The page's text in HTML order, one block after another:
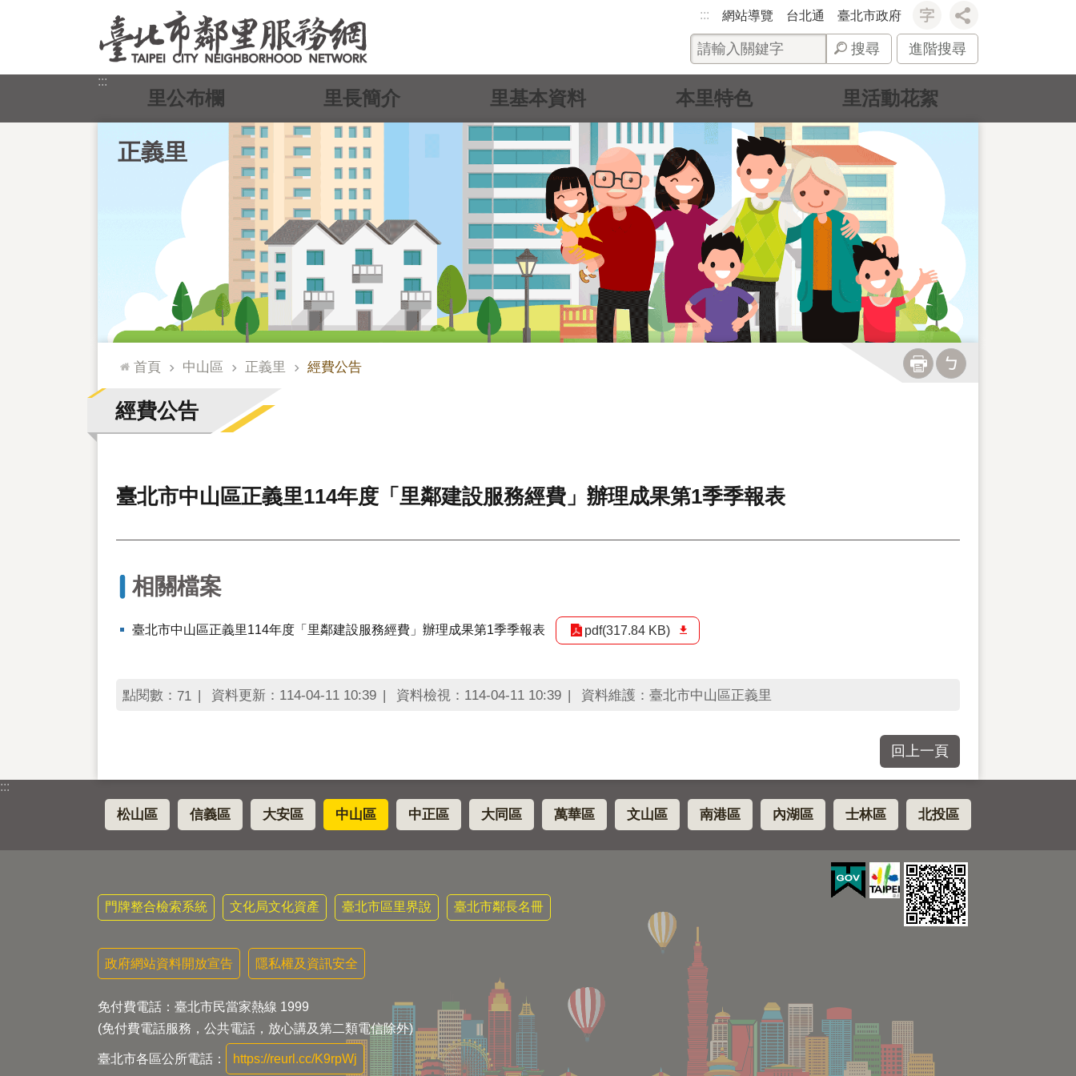
::: 網站導覽 台北通 臺北市政府
搜尋 進階搜尋
:::
正義里
里公布欄 里長簡介 里基本資料 本里特色 里活動花絮
::: 首頁 中山區 正義里 經費公告
經費公告
臺北市中山區正義里114年度「里鄰建設服務經費」辦理成果第1季季報表
相關檔案
臺北市中山區正義里114年度「里鄰建設服務經費」辦理成果第1季季報表 pdf(317.84 KB)
點閱數： 71 資料更新：114-04-11 10:39 資料檢視：114-04-11 10:39 資料維護：臺北市中山區正義里
回上一頁
:::
松山區 信義區 大安區 中山區 中正區 大同區 萬華區 文山區 南港區 內湖區 士林區 北投區
門牌整合檢索系統 文化局文化資產 臺北市區里界說 臺北市鄰長名冊
政府網站資料開放宣告 隱私權及資訊安全
免付費電話：臺北市民當家熱線 1999
(免付費電話服務，公共電話，放心講及第二類電信除外)
臺北市各區公所電話： https://reurl.cc/K9rpWj